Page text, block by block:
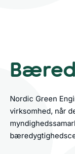
Nordic Green
virksomhed, når